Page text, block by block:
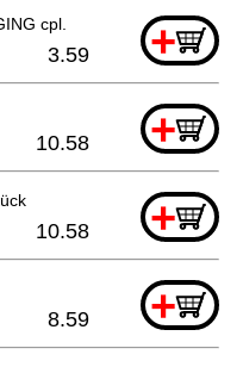
cpl. +
3.59
+
10.58
+
10.58
+
8.59